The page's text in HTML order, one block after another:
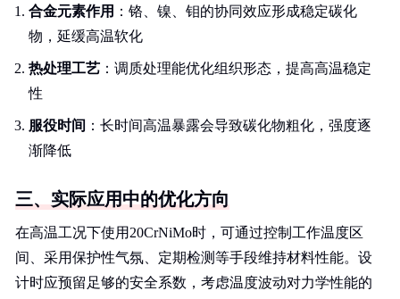
合金元素作用 ：铬、镍、钼的协同效应形成稳定碳化
物，延缓高温软化
热处理工艺 ：调质处理能优化组织形态，提高高温稳定
性
服役时间 ：长时间高温暴露会导致碳化物粗化，强度逐
渐降低
三、实际应用中的优化方向
在高温工况下使用20CrNiMo时，可通过控制工作温度区
间、采用保护性气氛、定期检测等手段维持材料性能。设
计时应预留足够的安全系数，考虑温度波动对力学性能的